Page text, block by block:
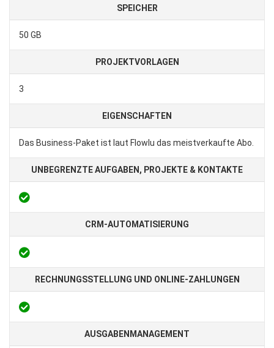
SPEICHER
50 GB
PROJEKTVORLAGEN
3
EIGENSCHAFTEN
Das Business-Paket ist laut Flowlu das meistverkaufte Abo.
UNBEGRENZTE AUFGABEN, PROJEKTE & KONTAKTE
CRM-AUTOMATISIERUNG
RECHNUNGSSTELLUNG UND ONLINE-ZAHLUNGEN
AUSGABENMANAGEMENT